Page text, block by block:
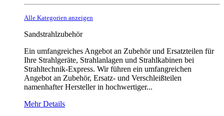
Alle Kategorien anzeigen
Sandstrahlzubehör
Ein umfangreiches Angebot an Zubehör und Ersatzteilen für
Ihre Strahlgeräte, Strahlanlagen und Strahlkabinen bei
Strahltechnik-Express. Wir führen ein umfangreichen
Angebot an Zubehör, Ersatz- und Verschleißteilen
namenhafter Hersteller in hochwertiger...
Mehr Details